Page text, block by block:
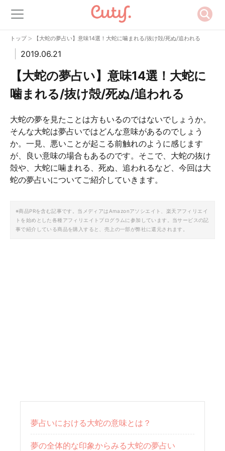
トップ > 【大蛇の夢占い】意味14選！大蛇に噛まれる/抜け殻/死ぬ/追われる
2019.06.21
【大蛇の夢占い】意味14選！大蛇に
噛まれる/抜け殻/死ぬ/追われる
大蛇の夢を見たことは方もいるのではないでしょうか。
そんな大蛇は夢占いではどんな意味があるのでしょう
か。一見、悪いことが起こる前触れのように感じます
が、良い意味の場合もあるのです。そこで、大蛇の抜け
殻や、大蛇に噛まれる、死ぬ、追われるなど、今回は大
蛇の夢占いについてご紹介していきます。
※商品PRを含む記事です。当メディアはAmazonアソシエイト、楽天アフィリエイ
トを始めとした各種アフィリエイトプログラムに参加しています。当サービスの記
事で紹介している商品を購入すると、売上の一部が弊社に還元されます。
夢占いにおける大蛇の意味とは？
夢の全体的な印象からみる大蛇の夢占い